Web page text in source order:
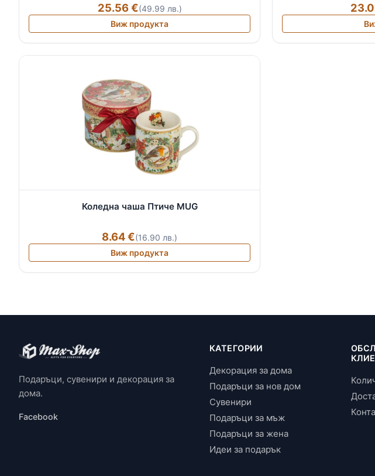
25.56 €(49.99 лв.)
Виж продукта
Коледна чаша Птиче MUG
8.64 €(16.90 лв.)
Виж продукта
Подаръци, сувенири и декорация за
дома.
Facebook
КАТЕГОРИИ
Декорация за дома
Подаръци за нов дом
Сувенири
Подаръци за мъж
Подаръци за жена
Идеи за подарък